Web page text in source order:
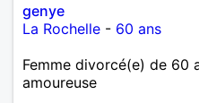
genye
La Rochelle - 60 ans
Femme divorcé(e) de 60
amoureuse